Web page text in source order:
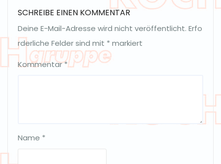
SCHREIBE EINEN KOMMENTAR
Deine E-Mail-Adresse wird nicht veröffentlicht. Erfo
rderliche Felder sind mit * markiert
Kommentar*
Name *